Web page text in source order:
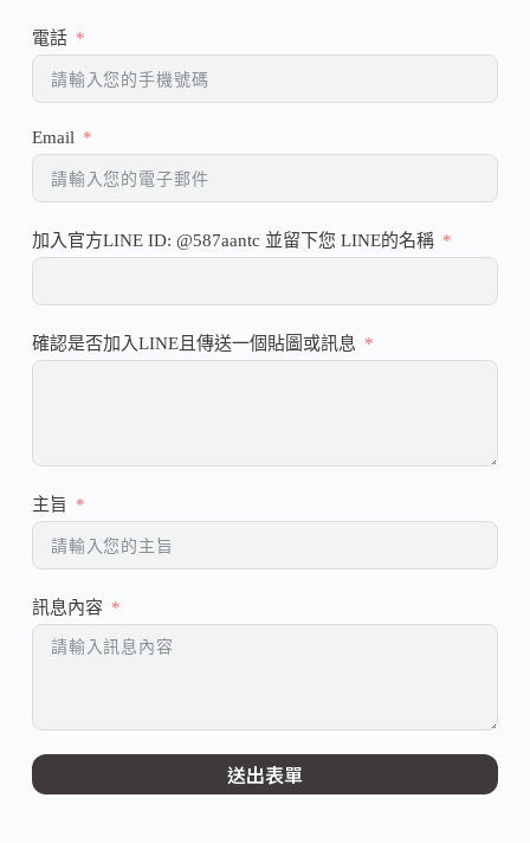
電話
Email
加入官方LINE ID: @587aantc 並留下您 LINE的名稱
確認是否加入LINE且傳送一個貼圖或訊息
主旨
訊息內容
送出表單